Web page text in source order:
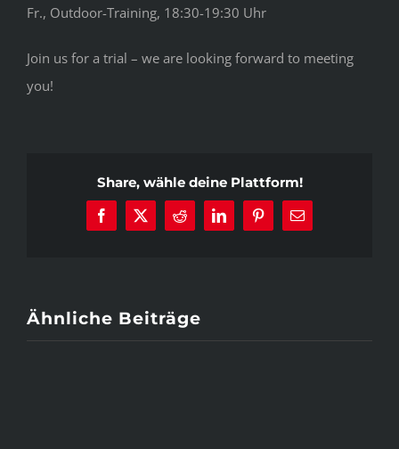
Fr., Outdoor-Training, 18:30-19:30 Uhr
Join us for a trial – we are looking forward to meeting
you!
Share, wähle deine Plattform!
Facebook
X RedditLinkedInPinterest
E-
Mail
Ähnliche Beiträge